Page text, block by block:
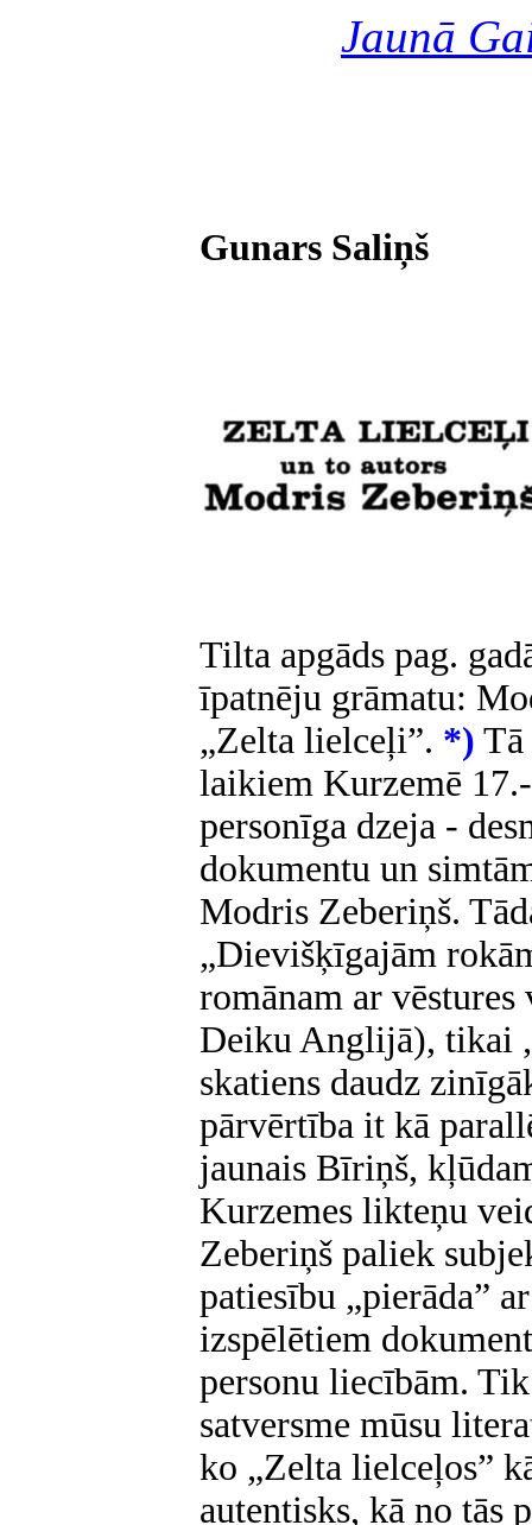
Jaunā
Gunars Saliņš
Tilta apgāds pag.
īpatnēju grāmatu:
„Zelta lielceļi”. *)
laikiem Kurzemē
personīga dzeja -
dokumentu un
Modris Zeberiņš.
„Dievišķīgajām
romānam ar
Deiku Anglijā), tikai
skatiens daudz
pārvērtība it kā
jaunais Bīriņš,
Kurzemes likteņu
Zeberiņš paliek
patiesību „pierāda”
izspēlētiem
personu liecībām.
satversme mūsu
ko „Zelta lielceļos”
autentisks, kā no tās